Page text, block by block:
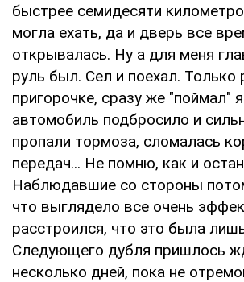
быстрее семидесяти
могла ехать, да и дверь все
открывалась. Ну а для меня
руль был. Сел и поехал. Только
пригорочке, сразу же "поймал"
автомобиль подбросило и
пропали тормоза, сломалась
передач... Не помню, как и
Наблюдавшие со стороны
что выглядело все очень
расстроился, что это была
Следующего дубля пришлось
несколько дней, пока не